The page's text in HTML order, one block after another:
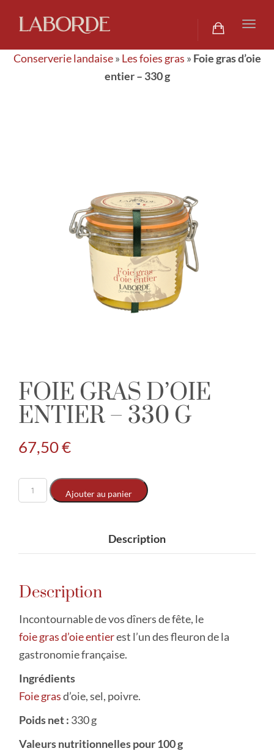
Conserverie landaise» Les foies gras » Foie gras d’oie
entier – 330 g
FOIE GRAS D’OIE
ENTIER – 330 G
67,50€
Ajouter au panier
Description
Description
Incontournable de vos dîners de fête, le
foie gras d’oie entierest l’un des fleuron de la
gastronomie française.
Ingrédients
Foie grasd’oie, sel, poivre.
Poids net : 330 g
Valeurs nutritionnelles pour 100 g